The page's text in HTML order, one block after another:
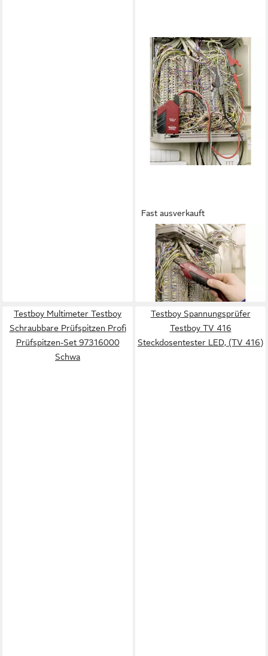
Fast ausverkauft
TESTBOY
Leitungsortungsgerät
Leitungssucher 26
ab 144,60 €
lieferbar - in 2-3 Werktagen bei dir
Testboy Multimeter Testboy
Schraubbare Prüfspitzen Profi
Prüfspitzen-Set 97316000
Schwa
Testboy Spannungsprüfer
Testboy TV 416
Steckdosentester LED, (TV 416)